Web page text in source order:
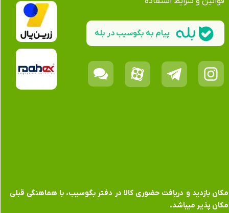
بازدید و دریافت حضوری کالا در دفتر بگوسیب، با هماهنگی قبلی
پذیر میباشد.
پیام به بگوسیب در بله